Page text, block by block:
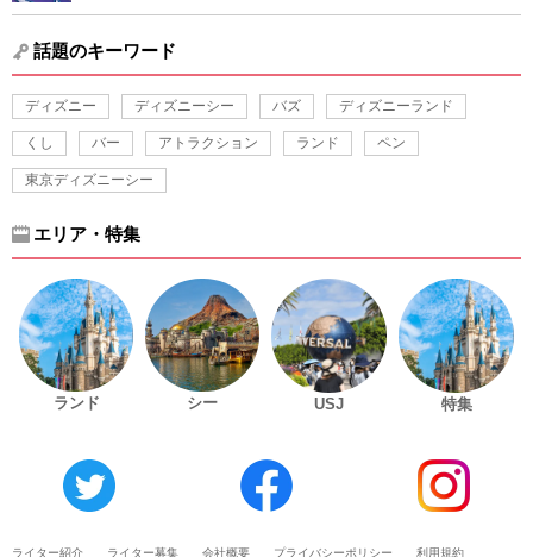
話題のキーワード
ディズニー ディズニーシー バズ ディズニーランド
くし バー アトラクション ランド ペン
東京ディズニーシー
エリア・特集
ランド シー USJ 特集
ライター紹介 ライター募集 会社概要 プライバシーポリシー 利用規約